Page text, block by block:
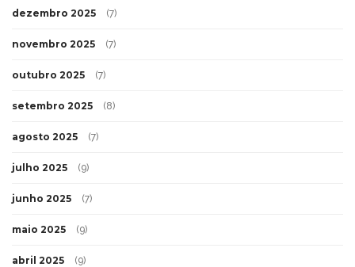
dezembro 2025 (7)
novembro 2025 (7)
outubro 2025 (7)
setembro 2025 (8)
agosto 2025 (7)
julho 2025 (9)
junho 2025 (7)
maio 2025 (9)
abril 2025 (9)